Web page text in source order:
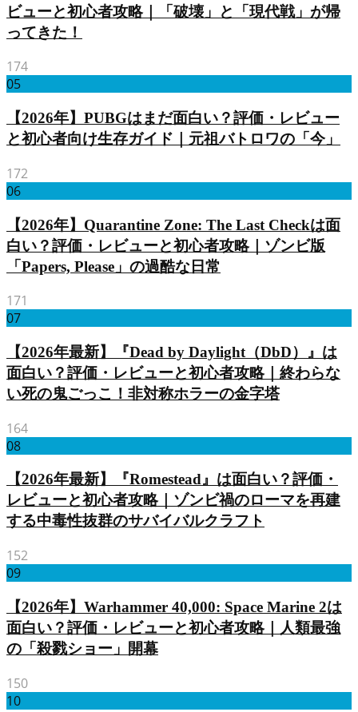
ビューと初心者攻略｜「破壊」と「現代戦」が帰
ってきた！
174
05
【2026年】PUBGはまだ面白い？評価・レビュー
と初心者向け生存ガイド｜元祖バトロワの「今」
172
06
【2026年】Quarantine Zone: The Last Checkは面
白い？評価・レビューと初心者攻略｜ゾンビ版
「Papers, Please」の過酷な日常
171
07
【2026年最新】『Dead by Daylight（DbD）』は
面白い？評価・レビューと初心者攻略｜終わらな
い死の鬼ごっこ！非対称ホラーの金字塔
164
08
【2026年最新】『Romestead』は面白い？評価・
レビューと初心者攻略｜ゾンビ禍のローマを再建
する中毒性抜群のサバイバルクラフト
152
09
【2026年】Warhammer 40,000: Space Marine 2は
面白い？評価・レビューと初心者攻略｜人類最強
の「殺戮ショー」開幕
150
10